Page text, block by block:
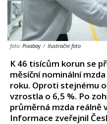
foto: Pixabay / Ilustrační foto
K 46 tisícům korun se
měsíční nominální
roku. Oproti stejnému
vzrostla o 6,5 %. Po
průměrná mzda reálně
Informace zveřejnil